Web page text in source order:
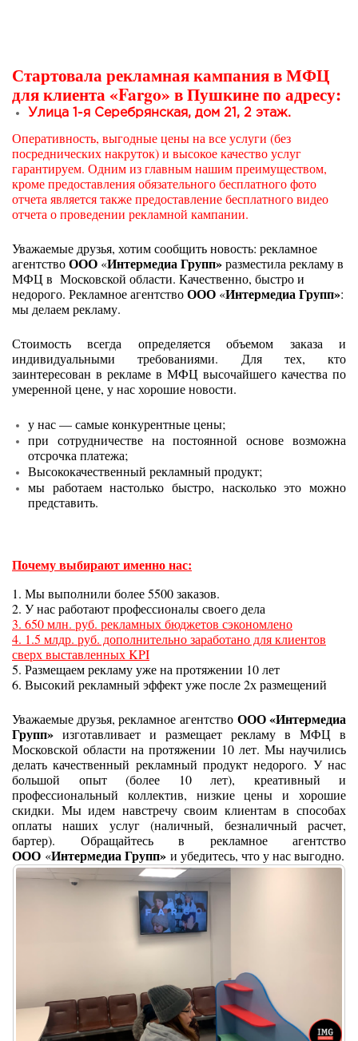
Стартовала рекламная кампания в МФЦ
для клиента «Fargo» в Пушкине по адресу:
Улица 1-я Серебрянская, дом 21, 2 этаж.
Оперативность, выгодные цены на все услуги (без
посреднических накруток) и высокое качество услуг
гарантируем. Одним из главным нашим преимуществом,
кроме предоставления обязательного бесплатного фото
отчета является также предоставление бесплатного видео
отчета о проведении рекламной кампании.
Уважаемые друзья, хотим сообщить новость: рекламное
агентствоООО «Интермедиа Групп»разместила рекламу в
МФЦ в Московской области. Качественно, быстро и
недорого. Рекламное агентствоООО «Интермедиа Групп»:
мы делаем рекламу.
Стоимость всегда определяется объемом заказа и
индивидуальными требованиями. Для тех, кто
заинтересован в рекламе в МФЦ высочайшего качества по
умеренной цене, у нас хорошие новости.
у нас — самые конкурентные цены;
при сотрудничестве на постоянной основе возможна
отсрочка платежа;
Высококачественный рекламный продукт;
мы работаем настолько быстро, насколько это можно
представить.
Почему выбирают именно нас:
1. Мы выполнили более 5500 заказов.
2. У нас работают профессионалы своего дела
3. 650 млн. руб. рекламных бюджетов сэкономлено
4. 1.5 млдр. руб. дополнительно заработано для клиентов
сверх выставленных KPI
5. Размещаем рекламу уже на протяжении 10 лет
6. Высокий рекламный эффект уже после 2х размещений
Уважаемые друзья, рекламное агентство ООО «Интермедиа
Групп» изготавливает и размещает рекламу в МФЦ в
Московской области на протяжении 10 лет. Мы научились
делать качественный рекламный продукт недорого. У нас
большой опыт (более 10 лет), креативный и
профессиональный коллектив, низкие цены и хорошие
скидки. Мы идем навстречу своим клиентам в способах
оплаты наших услуг (наличный, безналичный расчет,
бартер). Обращайтесь в рекламное агентство
ООО «Интермедиа Групп» и убедитесь, что у нас выгодно.